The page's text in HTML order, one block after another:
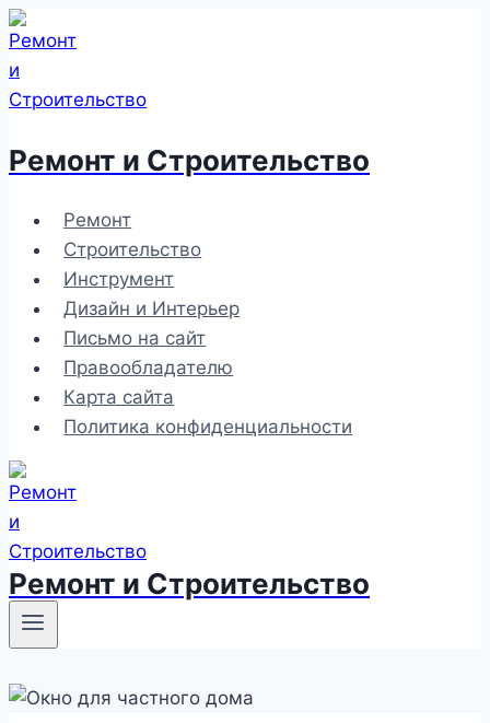
Перейти
к
содержимому
Ремонт и Строительство
Ремонт
Строительство
Инструмент
Дизайн и Интерьер
Письмо на сайт
Правообладателю
Карта сайта
Политика конфиденциальности
Ремонт и Строительство